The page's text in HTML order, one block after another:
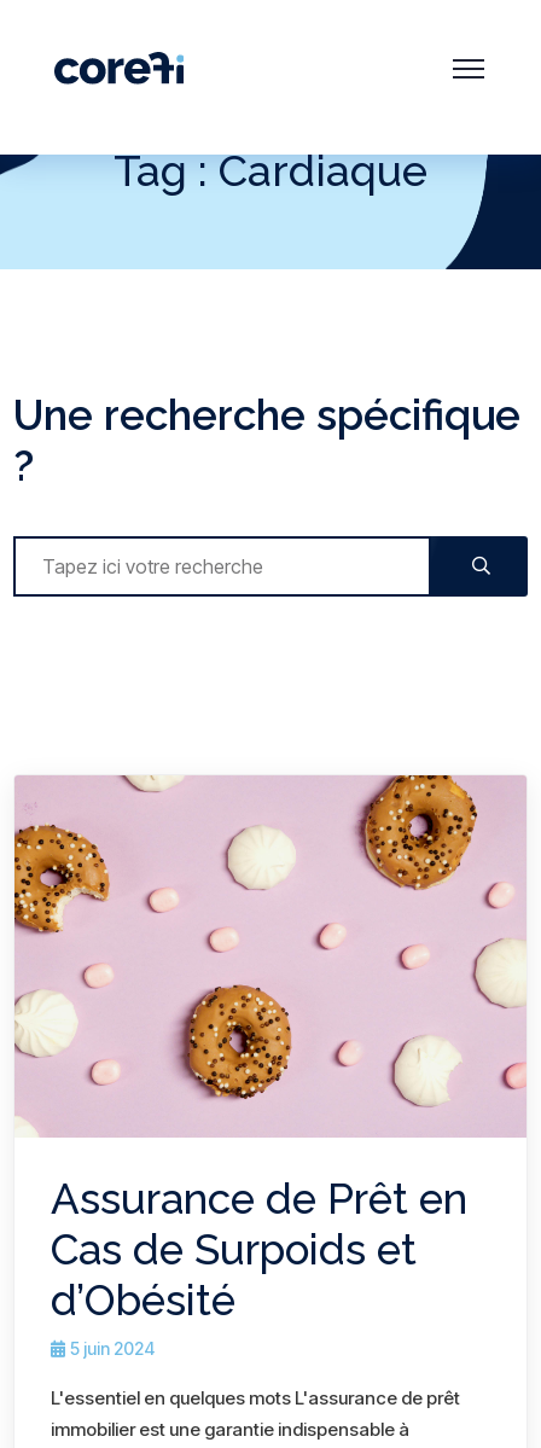
Tag : Cardiaque
Une recherche spécifique
?
Assurance de Prêt en
Cas de Surpoids et
d’Obésité
5 juin 2024
L'essentiel en quelques mots L'assurance de prêt
immobilier est une garantie indispensable à